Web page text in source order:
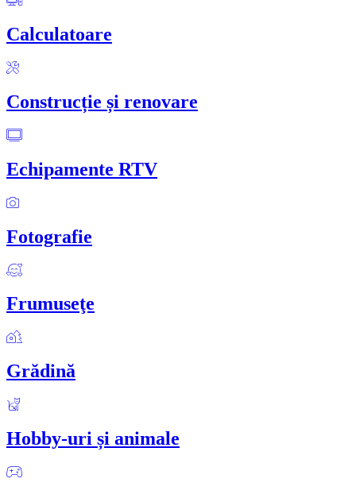
Calculatoare
Construcție și renovare
Echipamente RTV
Fotografie
Frumuseţe
Grădină
Hobby-uri și animale